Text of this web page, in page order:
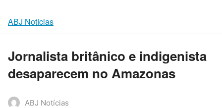
ABJ Notícias
Jornalista britânico e indigenista
desaparecem no Amazonas
ABJ Notícias